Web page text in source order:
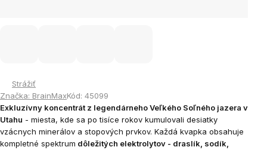
Strážiť
Značka: BrainMaxKód: 45099
Exkluzívny koncentrát z legendárneho Veľkého Soľného jazera v
Utahu - miesta, kde sa po tisíce rokov kumulovali desiatky
vzácnych minerálov a stopových prvkov. Každá kvapka obsahuje
kompletné spektrum dôležitých elektrolytov - draslík, sodík,